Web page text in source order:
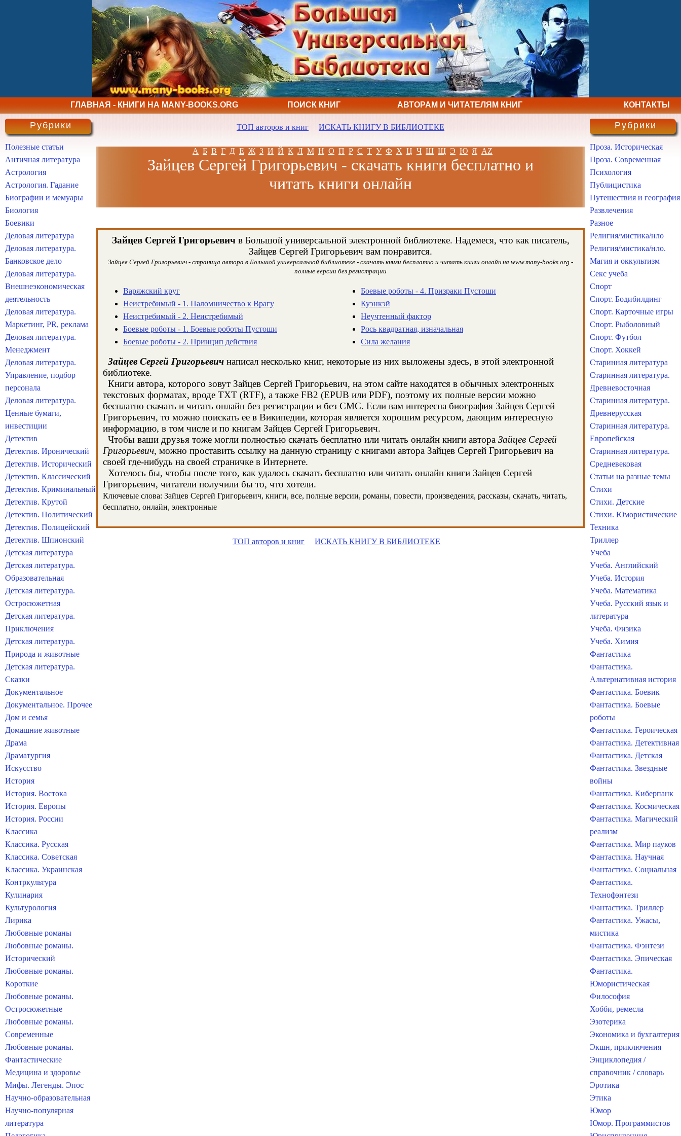
ГЛАВНАЯ - КНИГИ НА MANY-BOOKS.ORG ПОИСК КНИГ АВТОРАМ И ЧИТАТЕЛЯМ КНИГ КОНТАКТЫ
ТОП авторов и книг ИСКАТЬ КНИГУ В БИБЛИОТЕКЕ
А Б В Г Д Е Ж З И Й К Л М Н О П Р С Т У Ф Х Ц Ч Ш Щ Э Ю Я AZ
Зайцев Сергей Григорьевич - скачать книги бесплатно и
читать книги онлайн
Зайцев Сергей Григорьевичв Большой универсальной электронной библиотеке. Надемеся, что как писатель,
Зайцев Сергей Григорьевич вам понравится.
Зайцев Сергей Григорьевич - страница автора в Большой универсальной библиотеке - скачать книги бесплатно и читать книги онлайн на www.many-books.org -
полные версии без регистрации
Варяжский круг
Неистребимый - 1. Паломничество к Врагу
Неистребимый - 2. Неистребимый
Боевые роботы - 1. Боевые роботы Пустоши
Боевые роботы - 2. Принцип действия
Боевые роботы - 4. Призраки Пустоши
Куэнкэй
Неучтенный фактор
Рось квадратная, изначальная
Сила желания
Зайцев Сергей Григорьевич написал несколько книг, некоторые из них выложены здесь, в этой электронной
библиотеке.
Книги автора, которого зовут Зайцев Сергей Григорьевич, на этом сайте находятся в обычных электронных
текстовых форматах, вроде TXT (RTF), а также FB2 (EPUB или PDF), поэтому их полные версии можно
бесплатно скачать и читать онлайн без регистрации и без СМС. Если вам интересна биография Зайцев Сергей
Григорьевич, то можно поискать ее в Википедии, которая является хорошим ресурсом, дающим интересную
информацию, в том числе и по книгам Зайцев Сергей Григорьевич.
Чтобы ваши друзья тоже могли полностью скачать бесплатно или читать онлайн книги автора Зайцев Сергей
Григорьевич, можно проставить ссылку на данную страницу с книгами автора Зайцев Сергей Григорьевич на
своей где-нибудь на своей страничке в Интернете.
Хотелось бы, чтобы после того, как удалось скачать бесплатно или читать онлайн книги Зайцев Сергей
Григорьевич, читатели получили бы то, что хотели.
Ключевые слова: Зайцев Сергей Григорьевич, книги, все, полные версии, романы, повести, произведения, рассказы, скачать, читать,
бесплатно, онлайн, электронные
ТОП авторов и книг ИСКАТЬ КНИГУ В БИБЛИОТЕКЕ
Рубрики
Полезные статьи
Античная литература
Астрология
Астрология. Гадание
Биографии и мемуары
Биология
Боевики
Деловая литература
Деловая литература.
Банковское дело
Деловая литература.
Внешнеэкономическая
деятельность
Деловая литература.
Маркетинг, PR, реклама
Деловая литература.
Менеджмент
Деловая литература.
Управление, подбор
персонала
Деловая литература.
Ценные бумаги,
инвестиции
Детектив
Детектив. Иронический
Детектив. Исторический
Детектив. Классический
Детектив. Криминальный
Детектив. Крутой
Детектив. Политический
Детектив. Полицейский
Детектив. Шпионский
Детская литература
Детская литература.
Образовательная
Детская литература.
Остросюжетная
Детская литература.
Приключения
Детская литература.
Природа и животные
Детская литература.
Сказки
Документальное
Документальное. Прочее
Дом и семья
Домашние животные
Драма
Драматургия
Искусство
История
История. Востока
История. Европы
История. России
Классика
Классика. Русская
Классика. Советская
Классика. Украинская
Контркультура
Кулинария
Культурология
Лирика
Любовные романы
Любовные романы.
Исторический
Любовные романы.
Короткие
Любовные романы.
Остросюжетные
Любовные романы.
Современные
Любовные романы.
Фантастические
Медицина и здоровье
Мифы. Легенды. Эпос
Научно-образовательная
Научно-популярная
литература
Рубрики
Проза. Историческая
Проза. Современная
Психология
Публицистика
Путешествия и география
Развлечения
Разное
Религия/мистика/нло
Религия/мистика/нло.
Магия и оккультизм
Секс учеба
Спорт
Спорт. Бодибилдинг
Спорт. Карточные игры
Спорт. Рыболовный
Спорт. Футбол
Спорт. Хоккей
Старинная литература
Старинная литература.
Древневосточная
Старинная литература.
Древнерусская
Старинная литература.
Европейская
Старинная литература.
Средневековая
Статьи на разные темы
Стихи
Стихи. Детские
Стихи. Юмористические
Техника
Триллер
Учеба
Учеба. Английский
Учеба. История
Учеба. Математика
Учеба. Русский язык и
литература
Учеба. Физика
Учеба. Химия
Фантастика
Фантастика.
Альтернативная история
Фантастика. Боевик
Фантастика. Боевые
роботы
Фантастика. Героическая
Фантастика. Детективная
Фантастика. Детская
Фантастика. Звездные
войны
Фантастика. Киберпанк
Фантастика. Космическая
Фантастика. Магический
реализм
Фантастика. Мир пауков
Фантастика. Научная
Фантастика. Социальная
Фантастика.
Технофэнтези
Фантастика. Триллер
Фантастика. Ужасы,
мистика
Фантастика. Фэнтези
Фантастика. Эпическая
Фантастика.
Юмористическая
Философия
Хобби, ремесла
Эзотерика
Экономика и бухгалтерия
Экшн, приключения
Энциклопедия /
справочник / словарь
Эротика
Этика
Юмор
Юмор. Программистов